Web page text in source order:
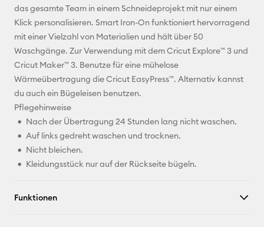
Facebook
X
das gesamte Team in einem Schneideprojekt mit nur einem
Klick personalisieren. Smart Iron-On funktioniert hervorragend
mit einer Vielzahl von Materialien und hält über 50
Waschgänge. Zur Verwendung mit dem Cricut Explore™ 3 und
Cricut Maker™ 3. Benutze für eine mühelose
Wärmeübertragung die Cricut EasyPress™. Alternativ kannst
du auch ein Bügeleisen benutzen.
Pflegehinweise
Nach der Übertragung 24 Stunden lang nicht waschen.
Auf links gedreht waschen und trocknen.
Nicht bleichen.
Kleidungsstück nur auf der Rückseite bügeln.
Funktionen